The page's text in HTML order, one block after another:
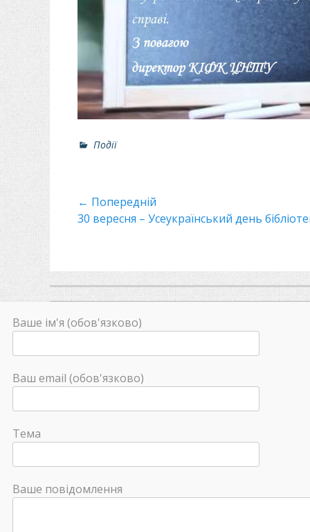
Р
л
Події
Навігація
записів
← Попередній
Минулий
30 вересня – Усеукраїнський день
Ваше ім'я (обов'язково)
Ваш email (обов'язково)
Тема
Ваше повідомлення